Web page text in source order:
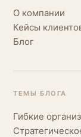
О компании
Кейсы
Блог
ТЕМЫ БЛОГА
Гибкие